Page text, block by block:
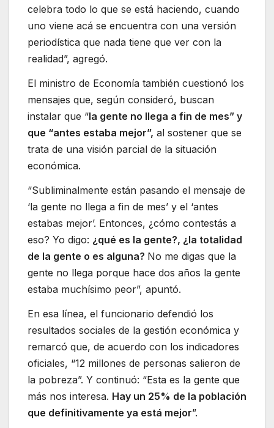
celebra todo lo que se está haciendo, cuando
uno viene acá se encuentra con una versión
periodística que nada tiene que ver con la
realidad”, agregó.
El ministro de Economía también cuestionó los
mensajes que, según consideró, buscan
instalar que “la gente no llega a fin de mes” y
que “antes estaba mejor”, al sostener que se
trata de una visión parcial de la situación
económica.
“Subliminalmente están pasando el mensaje de
‘la gente no llega a fin de mes’ y el ‘antes
estabas mejor’. Entonces, ¿cómo contestás a
eso? Yo digo: ¿qué es la gente?, ¿la totalidad
de la gente o es alguna? No me digas que la
gente no llega porque hace dos años la gente
estaba muchísimo peor”, apuntó.
En esa línea, el funcionario defendió los
resultados sociales de la gestión económica y
remarcó que, de acuerdo con los indicadores
oficiales, “12 millones de personas salieron de
la pobreza”. Y continuó: “Esta es la gente que
más nos interesa. Hay un 25% de la población
que definitivamente ya está mejor”.